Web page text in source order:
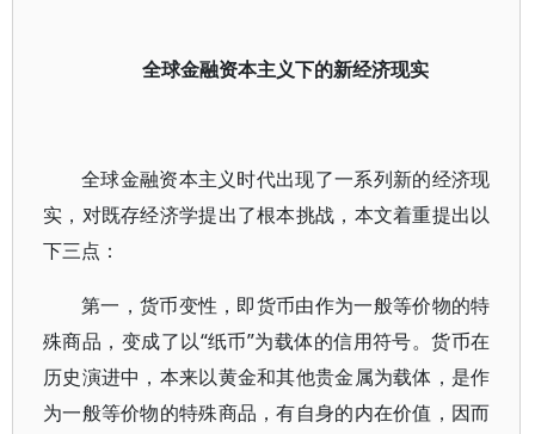
全球金融资本主义下的新经济现实
全球金融资本主义时代出现了一系列新的经济现
实，对既存经济学提出了根本挑战，本文着重提出以
下三点：
第一，货币变性，即货币由作为一般等价物的特
殊商品，变成了以“纸币”为载体的信用符号。货币在
历史演进中，本来以黄金和其他贵金属为载体，是作
为一般等价物的特殊商品，有自身的内在价值，因而